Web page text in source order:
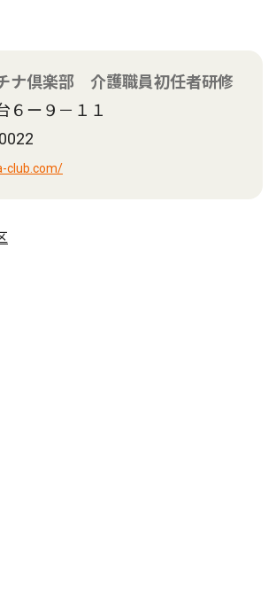
ナ倶楽部 介護職員初任者研修
６ー９－１１
club.com/